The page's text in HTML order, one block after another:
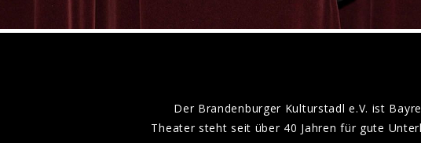
Der Brandenburger Kulturstadl e.V. ist
Theater steht seit über 40 Jahren für gute